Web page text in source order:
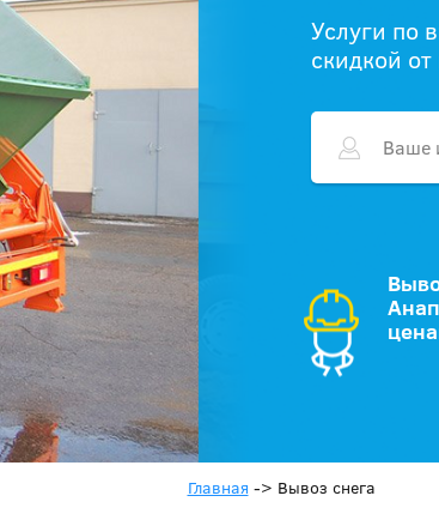
Услуги по
скидкой
Главная -> Вывоз снега